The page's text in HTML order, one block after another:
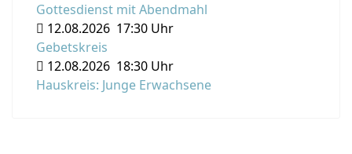
Gottesdienst mit Abendmahl
12.08.2026 17:30 Uhr
Gebetskreis
12.08.2026 18:30 Uhr
Hauskreis: Junge Erwachsene